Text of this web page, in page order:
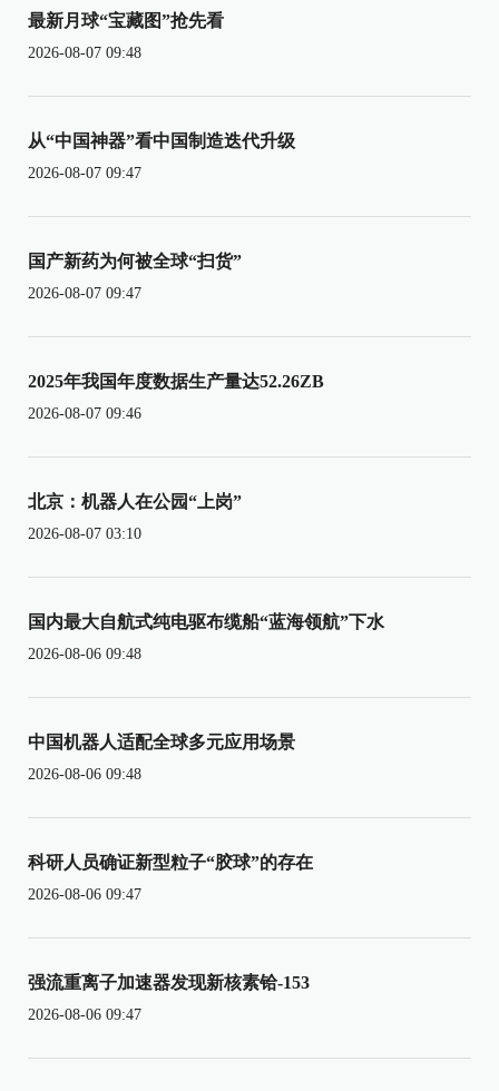
最新月球“宝藏图”抢先看
2026-08-07 09:48
从“中国神器”看中国制造迭代升级
2026-08-07 09:47
国产新药为何被全球“扫货”
2026-08-07 09:47
2025年我国年度数据生产量达52.26ZB
2026-08-07 09:46
北京：机器人在公园“上岗”
2026-08-07 03:10
国内最大自航式纯电驱布缆船“蓝海领航”下水
2026-08-06 09:48
中国机器人适配全球多元应用场景
2026-08-06 09:48
科研人员确证新型粒子“胶球”的存在
2026-08-06 09:47
强流重离子加速器发现新核素铪-153
2026-08-06 09:47